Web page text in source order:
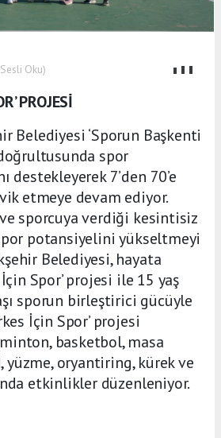
Oku)
PROJESİ
Belediyesi ‘Sporun Başkenti
spor
destekleyerek 7’den 70’e
etmeye devam ediyor.
sporcuya verdiği kesintisiz
potansiyelini yükseltmeyi
Belediyesi, hayata
Spor’ projesi ile 15 yaş
sporun birleştirici gücüyle
İçin Spor’ projesi
basketbol, masa
oryantiring, kürek ve
etkinlikler düzenleniyor.